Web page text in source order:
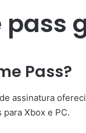
pass
Pass?
assinatura
Xbox e PC.